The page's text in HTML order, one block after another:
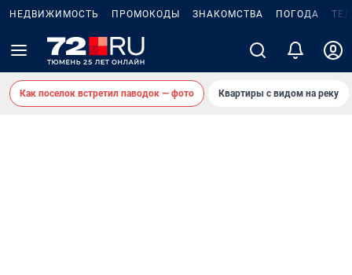
НЕДВИЖИМОСТЬ ПРОМОКОДЫ ЗНАКОМСТВА ПОГОДА
Как поселок встретил паводок — фото Квартиры с видом на реку